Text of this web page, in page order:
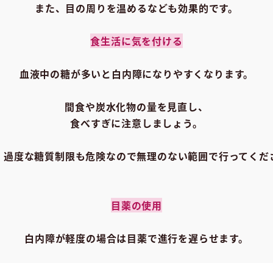
また、目の周りを温めるなども効果的です。
食生活に気を付ける
血液中の糖が多いと白内障になりやすくなります。
間食や炭水化物の量を見直し、
食べすぎに注意しましょう。
過度な糖質制限も危険なので無理のない範囲で行ってくだ
目薬の使用
白内障が軽度の場合は目薬で進行を遅らせます。